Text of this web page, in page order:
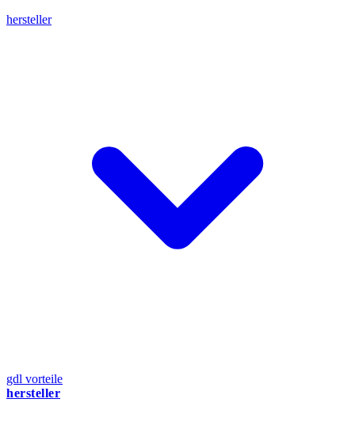
hersteller
gdl vorteile
hersteller